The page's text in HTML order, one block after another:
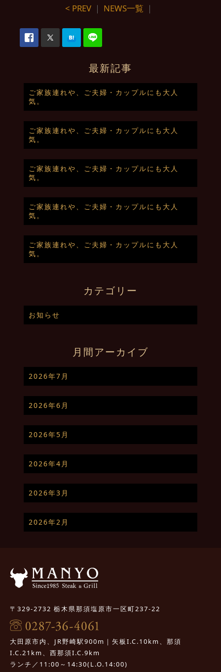
< PREV ｜ NEWS一覧 ｜
最新記事
ご家族連れや、ご夫婦・カップルにも大人
気。
ご家族連れや、ご夫婦・カップルにも大人
気。
ご家族連れや、ご夫婦・カップルにも大人
気。
ご家族連れや、ご夫婦・カップルにも大人
気。
ご家族連れや、ご夫婦・カップルにも大人
気。
カテゴリー
お知らせ
月間アーカイブ
2026年7月
2026年6月
2026年5月
2026年4月
2026年3月
2026年2月
〒329-2732 栃木県那須塩原市一区町237-22
大田原市内、JR野崎駅900m｜矢板I.C.10km、那須
I.C.21km、西那須I.C.9km
ランチ／11:00～14:30(L.O.14:00)